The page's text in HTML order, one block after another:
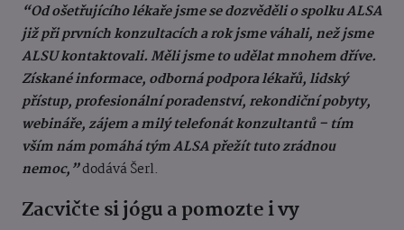
“Od ošetřujícího lékaře jsme se dozvěděli o spolku ALSA
již při prvních konzultacích a rok jsme váhali, než jsme
ALSU kontaktovali. Měli jsme to udělat mnohem dříve.
Získané informace, odborná podpora lékařů, lidský
přístup, profesionální poradenství, rekondiční pobyty,
webináře, zájem a milý telefonát konzultantů – tím
vším nám pomáhá tým ALSA přežít tuto zrádnou
nemoc,”dodává Šerl.
Zacvičte si jógu a pomozte i vy